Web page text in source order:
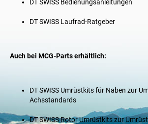
DT SWISS Bedienungsanleitungen
DT SWISS Laufrad-Ratgeber
Auch bei MCG-Parts erhältlich:
DT SWISS Umrüstkits für Naben zur
Achsstandards
DT SWISSRotor Umrüstkitszur